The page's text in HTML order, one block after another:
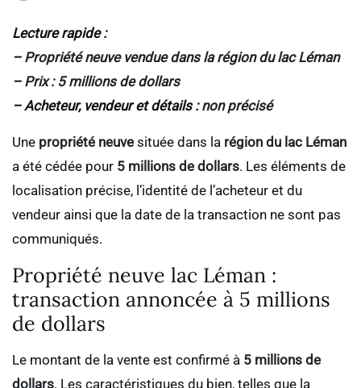
Lecture rapide :
– Propriété neuve vendue dans la région du lac Léman
– Prix : 5 millions de dollars
– Acheteur, vendeur et détails :non précisé
Une propriété neuve située dans la région du lac Léman
a été cédée pour 5 millions de dollars. Les éléments de
localisation précise, l’identité de l’acheteur et du
vendeur ainsi que la date de la transaction ne sont pas
communiqués.
Propriété neuve lac Léman :
transaction annoncée à 5 millions
de dollars
Le montant de la vente est confirmé à 5 millions de
dollars. Les caractéristiques du bien, telles que la